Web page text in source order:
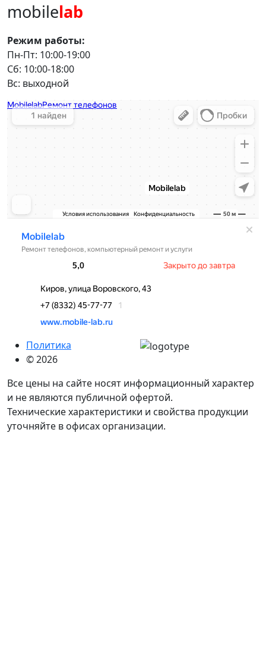
mobilelab
Режим работы:
Пн-Пт: 10:00-19:00
Сб: 10:00-18:00
Вс: выходной
Политика
© 2026
Все цены на сайте носят информационный характер
и не являются публичной офертой.
Технические характеристики и свойства продукции
уточняйте в офисах организации.